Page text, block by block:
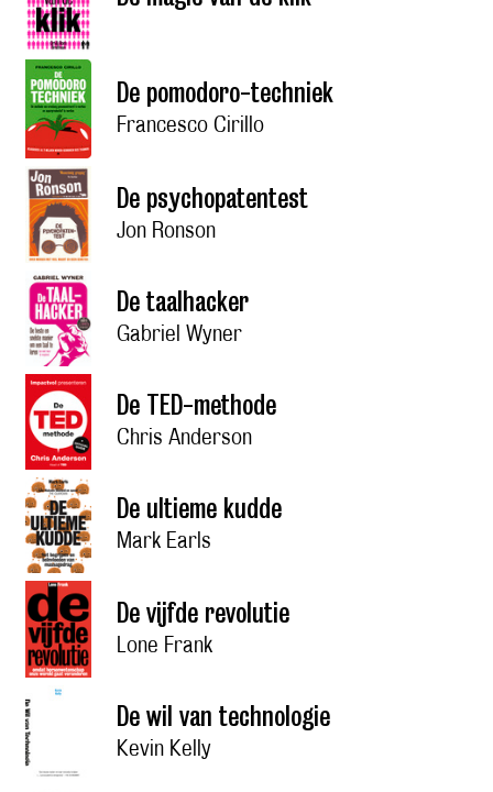
De pomodoro-techniek
Francesco Cirillo
De psychopatentest
Jon Ronson
De taalhacker
Gabriel Wyner
De TED-methode
Chris Anderson
De ultieme kudde
Mark Earls
De vijfde revolutie
Lone Frank
De wil van technologie
Kevin Kelly